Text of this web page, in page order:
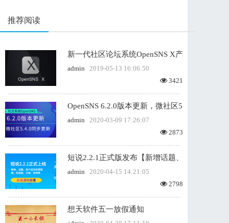
推荐阅读
新一代社区论坛系统OpenSNS X产品发布 诚邀
admin 2019-05-13 16:06:50
3421
OpenSNS 6.2.0版本更新，微社区5.4.0版本同步
admin 2020-03-09 17:26:07
2873
短说2.2.1正式版发布【新增话题、用户组及权
admin 2020-04-15 14:21:05
2798
想天软件五一放假通知